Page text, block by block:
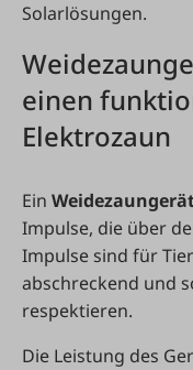
Solarlösungen.
einen
Elektrozaun
Ein
Impulse, die über
Impulse sind für
abschreckend und
respektieren.
Die Leistung des